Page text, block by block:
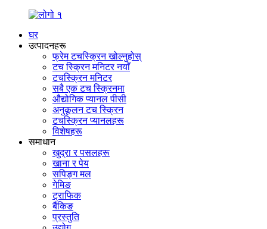
घर
उत्पादनहरू
फ्रेम टचस्क्रिन खोल्नुहोस्
टच स्क्रिन मनिटर नयाँ
टचस्क्रिन मनिटर
सबै एक टच स्क्रिनमा
औद्योगिक प्यानल पीसी
अनुकूलन टच स्क्रिन
टचस्क्रिन प्यानलहरू
विशेषहरू
समाधान
खुद्रा र पसलहरू
खाना र पेय
सपिङ्ग मल
गेमिङ
ट्राफिक
बैंकिङ
प्रस्तुति